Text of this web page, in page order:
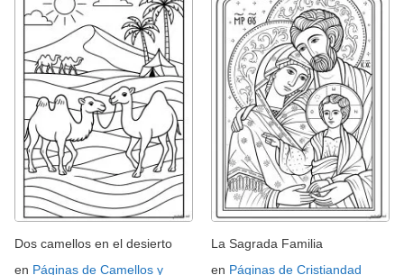
Dos camellos en el desierto
en Páginas de Camellos y
La Sagrada Familia
en Páginas de Cristiandad